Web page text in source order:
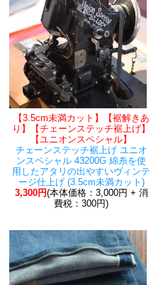
【3.5cm未満カット】【裾解きあ
り】【チェーンステッチ裾上げ】
【ユニオンスペシャル】
チェーンステッチ裾上げ ユニオ
ンスペシャル 43200G 綿糸を使
用したアタリの出やすいヴィンテ
ージ仕上げ (3.5cm未満カット)
3,300円(本体価格：3,000円 + 消
費税：300円)